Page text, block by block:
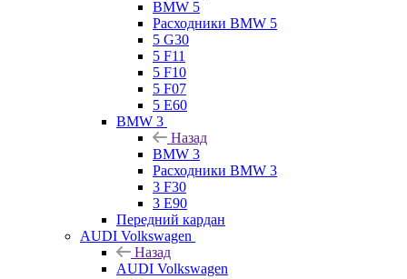
BMW 5
Расходники BMW 5
5 G30
5 F11
5 F10
5 F07
5 E60
BMW 3
Назад
BMW 3
Расходники BMW 3
3 F30
3 E90
Передний кардан
AUDI Volkswagen
Назад
AUDI Volkswagen